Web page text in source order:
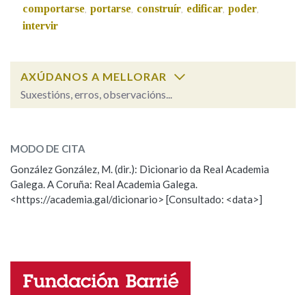
comportarse, portarse, construír, edificar, poder,
intervir
AXÚDANOS A MELLORAR
Suxestións, erros, observacións...
proceder
proceder (verbo)
ESCOLLE UNHA OPCIÓN:
Propoño mellorar a definición
Falta unha voz
MODO DE CITA
González González, M. (dir.): Dicionario da Real Academia
Galega. A Coruña: Real Academia Galega.
<https://academia.gal/dicionario> [Consultado: <data>]